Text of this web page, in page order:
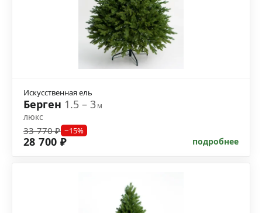
Искусственная ель
Берген 1.5 – 3м
люкс
33 770 ₽ −15%
28 700 ₽ подробнее